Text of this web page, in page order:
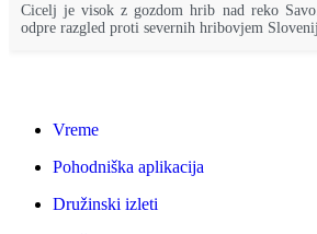
Cicelj je visok z gozdom hrib nad reko
odpre razgled proti severnih hribovjem
Vreme
Pohodniška aplikacija
Družinski izleti